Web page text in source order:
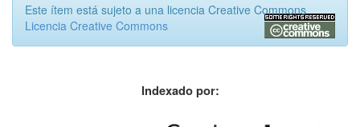
Este ítem está sujeto a una licencia Creative Commons
Licencia Creative Commons
Indexado por: